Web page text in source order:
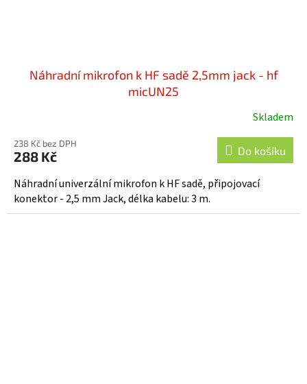
Náhradní mikrofon k HF sadě 2,5mm jack - hf
micUN25
produktu
je
5,0
z
5
Skladem
238 Kč bez DPH
288 Kč Do košíku
Náhradní univerzální mikrofon k HF sadě, připojovací
konektor - 2,5 mm Jack, délka kabelu: 3 m.